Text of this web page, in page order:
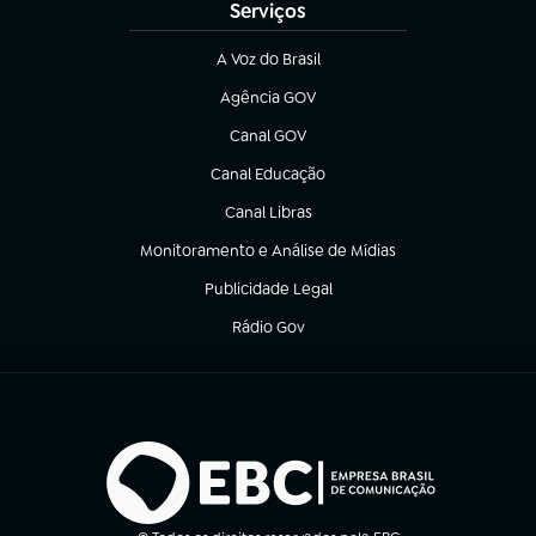
Serviços
A Voz do Brasil
(abre em nova aba)
Agência GOV
(abre em nova aba)
Canal GOV
(abre em nova aba)
Canal Educação
(abre em nova aba)
Canal Libras
(abre em nova aba)
Monitoramento e Análise de Mídias
(abre em nova aba)
Publicidade Legal
(abre em nova aba)
Rádio Gov
(abre em nova aba)